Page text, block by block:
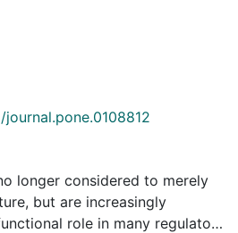
longer considered to merely
but are increasingly
role in many regulatory